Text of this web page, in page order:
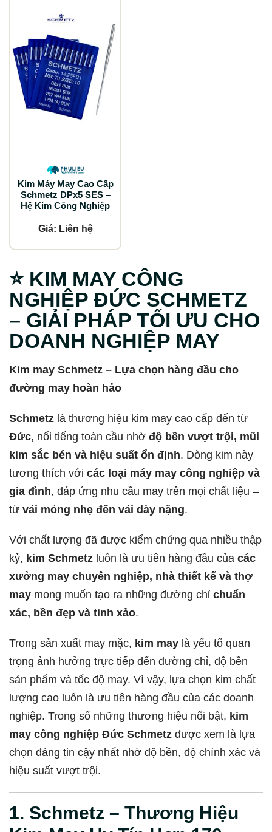
Kim Máy May Cao Cấp
Schmetz DPx5 SES –
Hệ Kim Công Nghiệp
Giá: Liên hệ
⭐ KIM MAY CÔNG
NGHIỆP ĐỨC SCHMETZ
– GIẢI PHÁP TỐI ƯU CHO
DOANH NGHIỆP MAY
Kim may Schmetz – Lựa chọn hàng đầu cho
đường may hoàn hảo
Schmetz là thương hiệu kim may cao cấp đến từ
Đức, nổi tiếng toàn cầu nhờ độ bền vượt trội, mũi
kim sắc bén và hiệu suất ổn định. Dòng kim này
tương thích với các loại máy may công nghiệp và
gia đình, đáp ứng nhu cầu may trên mọi chất liệu –
từ vải mỏng nhẹ đến vải dày nặng.
Với chất lượng đã được kiểm chứng qua nhiều thập
kỷ, kim Schmetz luôn là ưu tiên hàng đầu của các
xưởng may chuyên nghiệp, nhà thiết kế và thợ
may mong muốn tạo ra những đường chỉ chuẩn
xác, bền đẹp và tinh xảo.
Trong sản xuất may mặc, kim may là yếu tố quan
trọng ảnh hưởng trực tiếp đến đường chỉ, độ bền
sản phẩm và tốc độ may. Vì vậy, lựa chọn kim chất
lượng cao luôn là ưu tiên hàng đầu của các doanh
nghiệp. Trong số những thương hiệu nổi bật, kim
may công nghiệp Đức Schmetz được xem là lựa
chọn đáng tin cậy nhất nhờ độ bền, độ chính xác và
hiệu suất vượt trội.
1. Schmetz – Thương Hiệu